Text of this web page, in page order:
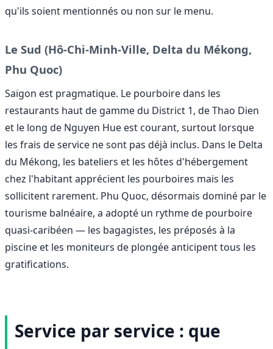
qu'ils soient mentionnés ou non sur le menu.
Le Sud (Hô-Chi-Minh-Ville, Delta du Mékong,
Phu Quoc)
Saïgon est pragmatique. Le pourboire dans les
restaurants haut de gamme du District 1, de Thao Dien
et le long de Nguyen Hue est courant, surtout lorsque
les frais de service ne sont pas déjà inclus. Dans le Delta
du Mékong, les bateliers et les hôtes d'hébergement
chez l'habitant apprécient les pourboires mais les
sollicitent rarement. Phu Quoc, désormais dominé par le
tourisme balnéaire, a adopté un rythme de pourboire
quasi-caribéen — les bagagistes, les préposés à la
piscine et les moniteurs de plongée anticipent tous les
gratifications.
Service par service : que